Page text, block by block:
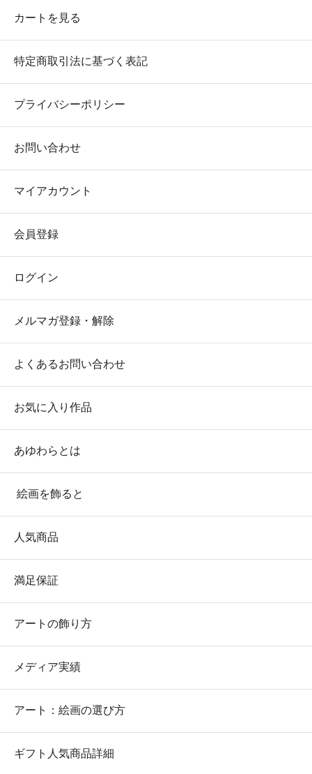
カートを見る
特定商取引法に基づく表記
プライバシーポリシー
お問い合わせ
マイアカウント
会員登録
ログイン
メルマガ登録・解除
よくあるお問い合わせ
お気に入り作品
あゆわらとは
絵画を飾ると
人気商品
満足保証
アートの飾り方
メディア実績
アート：絵画の選び方
ギフト人気商品詳細